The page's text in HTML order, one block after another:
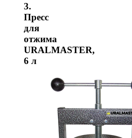
3.
Пресс
для
отжима
URALMASTER,
6 л